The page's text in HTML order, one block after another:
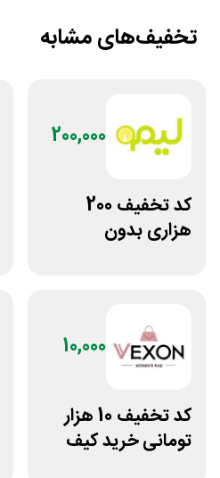
تخفیف‌های مشابه
200,000
کد تخفیف 200
هزاری بدون
10,000
کد تخفیف 10 هزار
تومانی خرید کیف